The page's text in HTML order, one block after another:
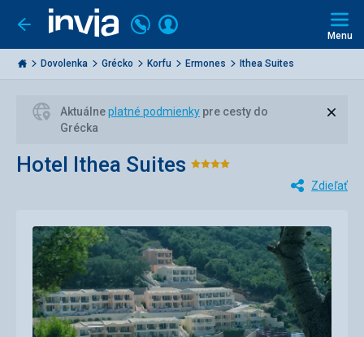
Ísť
späť
Invia.sk
Volajte
+421
2
3221
Prihlásiť
Menu
Dovolenka Grécko Korfu Ermones Ithea Suites
Aktuálneplatné podmienky pre cesty do
Grécka
Hotel Ithea Suites Hodnotenie:
Zdieľať